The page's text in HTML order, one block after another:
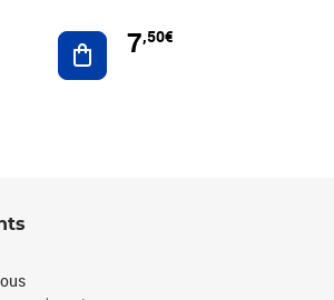
Ajouter au panier
7,50€